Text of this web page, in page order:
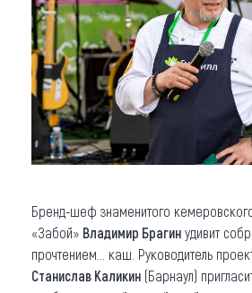
Бренд-шеф знаменитого
«Забой» Владимир Брагин удивит
прочтением… каш. Руководитель
Станислав Каликин (Барнаул)